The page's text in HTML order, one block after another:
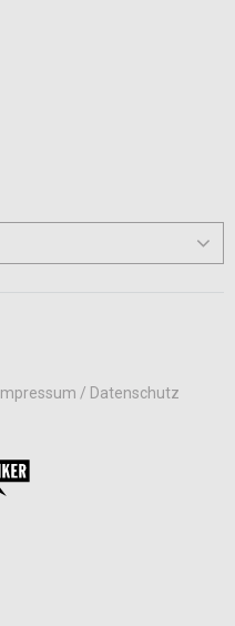
Impressum / Datenschutz